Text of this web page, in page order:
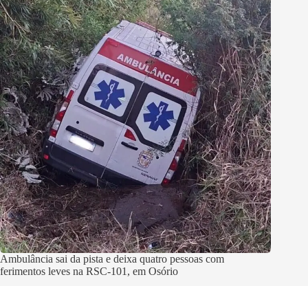
Ambulância sai da pista e deixa quatro pessoas com
ferimentos leves na RSC-101, em Osório